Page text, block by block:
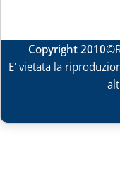
Copyright 2010
E' vietata la